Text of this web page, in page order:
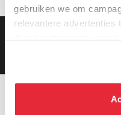
gebruiken we om
relevantere advertenties
daar toestemming voor
kunnen deze gegevens
hebben verzameld via
kunt alle cookies